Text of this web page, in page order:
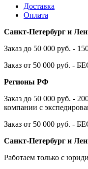
Доставка
Оплата
Санкт-Петербург и
Заказ до 50 000 руб. -
Заказ от 50 000 руб. -
Регионы РФ
Заказ до 50 000 руб. -
компании с
Заказ от 50 000 руб. -
Санкт-Петербург и
Работаем только с